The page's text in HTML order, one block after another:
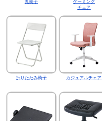
丸椅子
ゲーミング
チェア
折りたたみ椅子 カジュアルチェア